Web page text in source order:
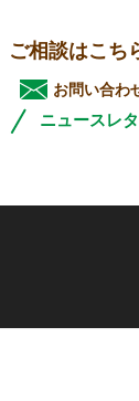
ご相談はこち
お問い合わ
ニュースレ